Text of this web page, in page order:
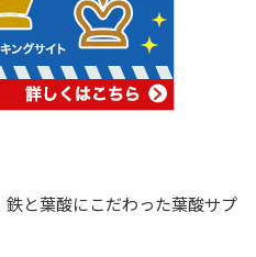
と葉酸にこだわった葉酸サプ